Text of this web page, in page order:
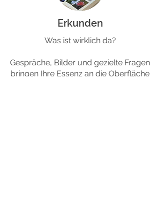
Erkunden
Was ist wirklich da?
Gespräche, Bilder und gezielte Fragen
bringen Ihre Essenz an die Oberfläche